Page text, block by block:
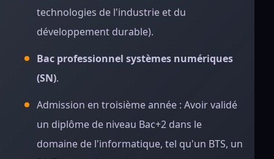
technologies de l'industrie et du
développement durable).
Bac professionnel systèmes numériques
(SN).
Admission en troisième année : Avoir validé
un diplôme de niveau Bac+2 dans le
domaine de l'informatique, tel qu'un BTS, un